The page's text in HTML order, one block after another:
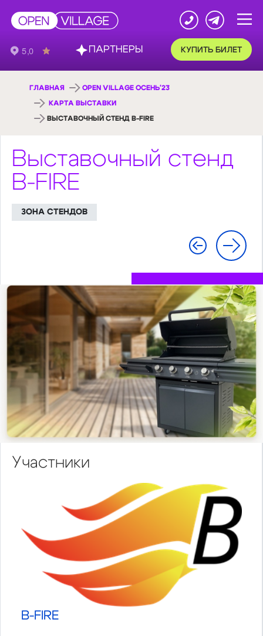
КУПИТЬ БИЛЕТ
ГЛАВНАЯ OPEN VILLAGE ОСЕНЬ'23
КАРТА ВЫСТАВКИ
ВЫСТАВОЧНЫЙ СТЕНД B-FIRE
Выставочный стенд
B-FIRE
ЗОНА СТЕНДОВ
Участники
B-FIRE